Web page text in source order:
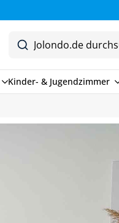
Kinder- & Jugendzimmer